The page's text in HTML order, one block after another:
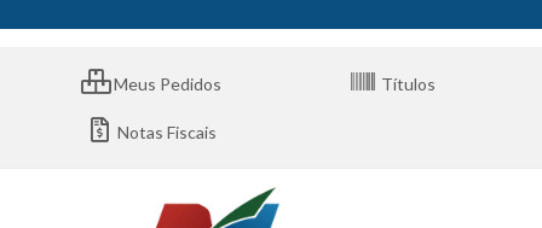
Meus Pedidos Títulos
Notas Fiscais